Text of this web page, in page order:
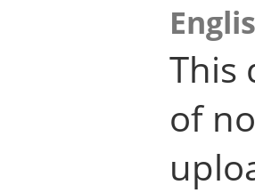
This
of